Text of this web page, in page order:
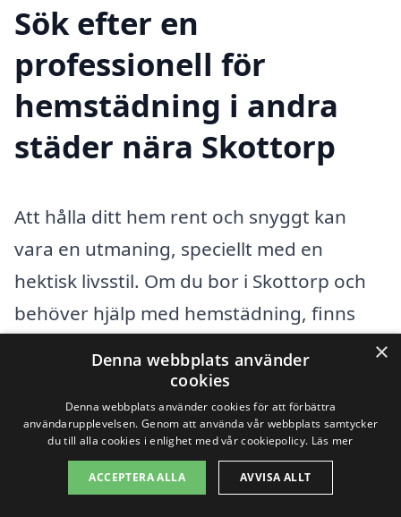
Sök efter en
professionell för
hemstädning i andra
städer nära Skottorp
Att hålla ditt hem rent och snyggt kan
vara en utmaning, speciellt med en
hektisk livsstil. Om du bor i Skottorp och
behöver hjälp med hemstädning, finns
närliggande städerna som erbjuder
kvalitativa tjänster. Genom att använda
vår plattform kan du enkelt jämföra olika
företag och få offert på hemstädning i
×
Denna webbplats använder
cookies
Denna webbplats använder cookies för att förbättra
användarupplevelsen. Genom att använda vår webbplats samtycker
du till alla cookies i enlighet med vår cookiepolicy. Läs mer
ACCEPTERA ALLA AVVISA ALLT